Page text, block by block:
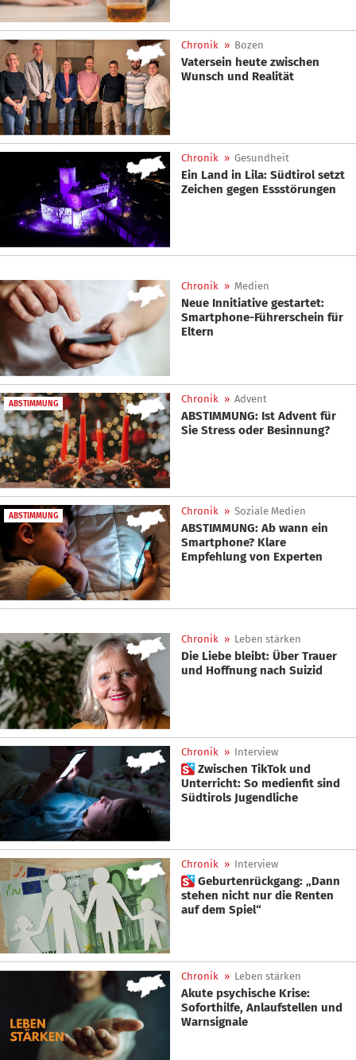
Chronik » Bozen
Vatersein heute zwischen
Wunsch und Realität
Chronik » Gesundheit
Ein Land in Lila: Südtirol setzt
Zeichen gegen Essstörungen
Chronik » Medien
Neue Innitiative gestartet:
Smartphone-Führerschein für
Eltern
ABSTIMMUNG Chronik » Advent
ABSTIMMUNG: Ist Advent für
Sie Stress oder Besinnung?
ABSTIMMUNG Chronik » Soziale Medien
ABSTIMMUNG: Ab wann ein
Smartphone? Klare
Empfehlung von Experten
Chronik » Leben stärken
Die Liebe bleibt: Über Trauer
und Hoffnung nach Suizid
Chronik » Interview
 Zwischen TikTok und
Unterricht: So medienfit sind
Südtirols Jugendliche
Chronik » Interview
 Geburtenrückgang: „Dann
stehen nicht nur die Renten
auf dem Spiel“
Chronik » Leben stärken
Akute psychische Krise:
Soforthilfe, Anlaufstellen und
Warnsignale